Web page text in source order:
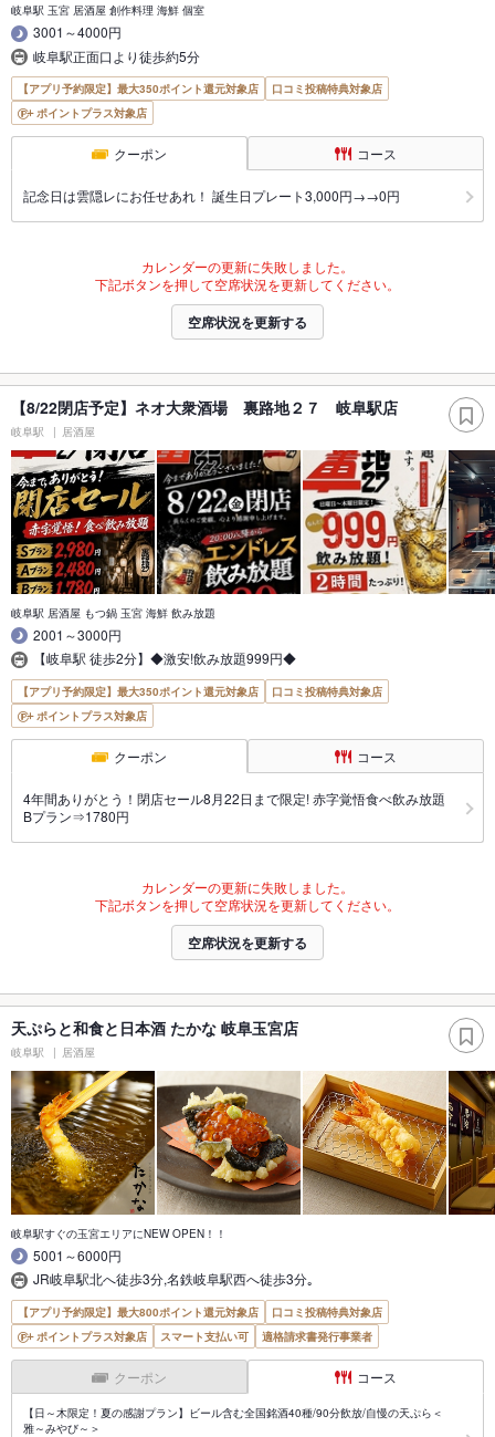
岐阜駅 玉宮 居酒屋 創作料理 海鮮 個室
3001～4000円
岐阜駅正面口より徒歩約5分
【アプリ予約限定】最大350ポイント還元対象店
口コミ投稿特典対象店
ポイントプラス対象店
クーポン コース
記念日は雲隠レにお任せあれ！ 誕生日プレート3,000円→→0円
カレンダーの更新に失敗しました。
下記ボタンを押して空席状況を更新してください。
空席状況を更新する
【8/22閉店予定】ネオ大衆酒場 裏路地２７ 岐阜駅店
岐阜駅 居酒屋
岐阜駅 居酒屋 もつ鍋 玉宮 海鮮 飲み放題
2001～3000円
【岐阜駅 徒歩2分】◆激安!飲み放題999円◆
【アプリ予約限定】最大350ポイント還元対象店
口コミ投稿特典対象店
ポイントプラス対象店
クーポン コース
4年間ありがとう！閉店セール8月22日まで限定! 赤字覚悟食べ飲み放題
Bプラン⇒1780円
カレンダーの更新に失敗しました。
下記ボタンを押して空席状況を更新してください。
空席状況を更新する
天ぷらと和食と日本酒 たかな 岐阜玉宮店
岐阜駅 居酒屋
岐阜駅すぐの玉宮エリアにNEW OPEN！！
5001～6000円
JR岐阜駅北へ徒歩3分,名鉄岐阜駅西へ徒歩3分｡
【アプリ予約限定】最大800ポイント還元対象店
口コミ投稿特典対象店
ポイントプラス対象店
スマート支払い可 適格請求書発行事業者
クーポン コース
【日～木限定！夏の感謝プラン】ビール含む全国銘酒40種/90分飲放/自慢の天ぷら＜
雅～みやび～＞